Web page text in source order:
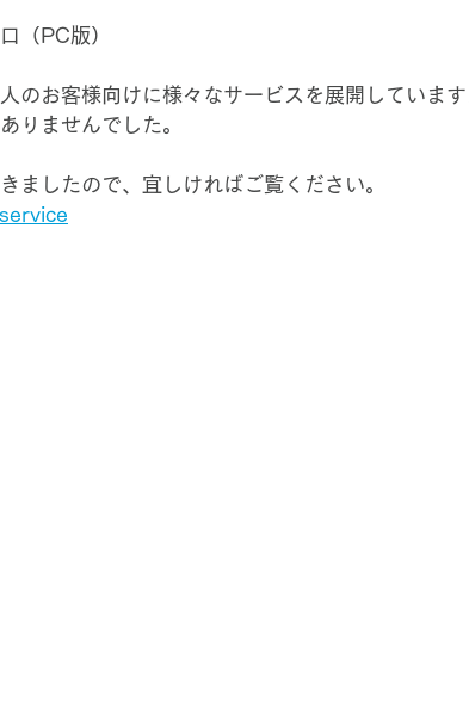
（PC版）
のお客様向けに様々なサービスを展開していま
りませんでした。
ましたので、宜しければご覧ください。